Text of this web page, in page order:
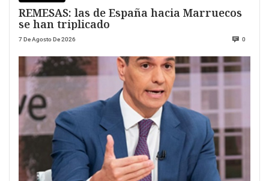
REMESAS: las de España hacia Marruecos
se han triplicado
7 De Agosto De 2026 0